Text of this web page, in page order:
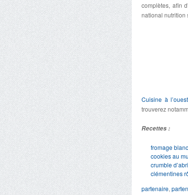
complètes, afin
national nutrition
Cuisine à l’ouest
trouverez
Recettes :
fromage
cookies au
crumble
clémentines
partenaire,